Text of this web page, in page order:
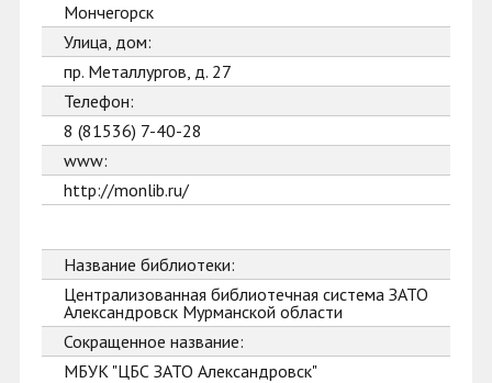
Мончегорск
Улица, дом:
пр. Металлургов, д. 27
Телефон:
8 (81536) 7-40-28
www:
http://monlib.ru/
Название библиотеки:
Централизованная библиотечная система ЗАТО
Александровск Мурманской области
Сокращенное название:
МБУК "ЦБС ЗАТО Александровск"